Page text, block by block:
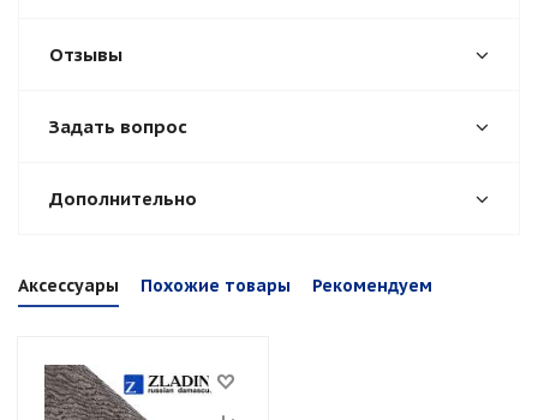
Отзывы
Задать вопрос
Дополнительно
Аксессуары Похожие товары Рекомендуем